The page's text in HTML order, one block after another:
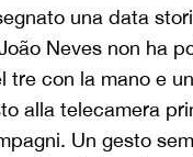
una data
Neves non ha
tre con la mano e
alla telecamera
Un gesto